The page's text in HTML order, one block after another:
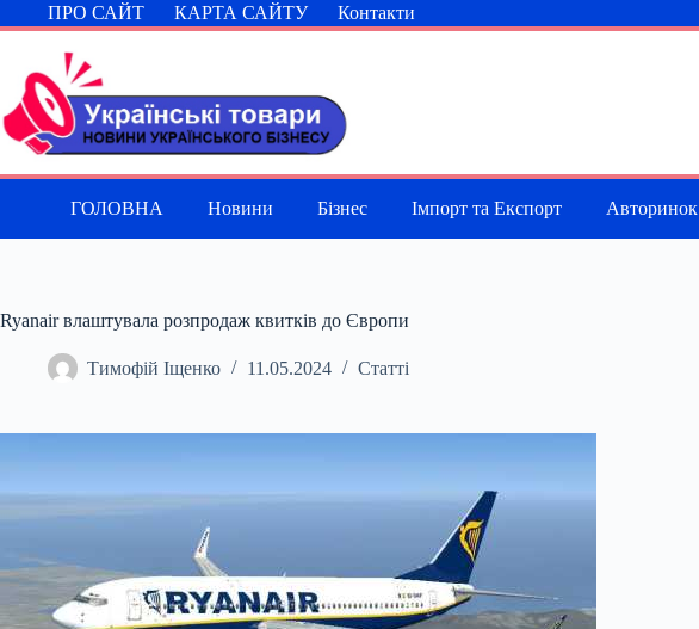
Перейти
до
ПРО САЙТ КАРТА САЙТУ Контакти
ГОЛОВНА Новини Бізнес Імпорт та Експорт Авторинок
Ryanair влаштувала розпродаж квитків до Європи
Тимофій Іщенко 11.05.2024 Статті